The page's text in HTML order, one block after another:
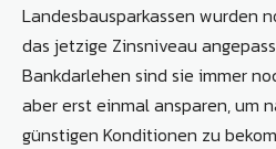
Landesbausparkassen wurden
das jetzige Zinsniveau
Bankdarlehen sind sie immer
aber erst einmal ansparen, um
günstigen Konditionen zu